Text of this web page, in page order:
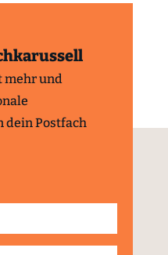
mehr und
dein Postfach